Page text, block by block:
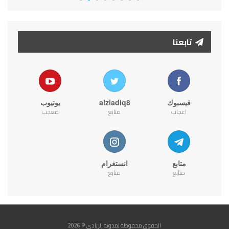
تابعنا
فيسبوك
اعجاب
alziadiq8
متابع
يوتيوب
معجب
متابع
متابع
انستغرام
متابع
الحقوق محفوظة لمدونة الزيادي © 2026